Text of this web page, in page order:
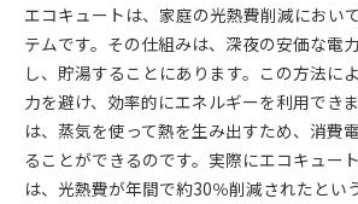
エコキュートは、家庭の光熱費削減におい
テムです。その仕組みは、深夜の安価な電
し、貯湯することにあります。この方法に
力を避け、効率的にエネルギーを利用でき
は、蒸気を使って熱を生み出すため、消費
ることができるのです。実際にエコキュー
は、光熱費が年間で約30％削減されたとい